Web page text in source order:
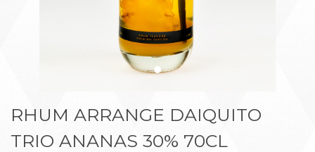
RHUM ARRANGE DAIQUITO
TRIO ANANAS 30% 70CL